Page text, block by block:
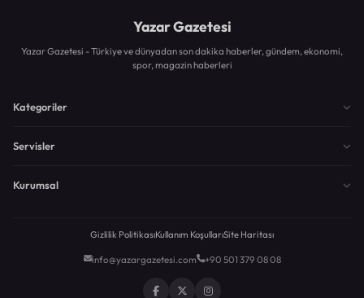
Yazar Gazetesi
Yazar Gazetesi - Türkiye ve dünyadan son dakika haberler, gündem, ekonomi,
spor, magazin haberleri
Kategoriler
Servisler
Kurumsal
Gizlilik PolitikasıKullanım KoşullarıSite Haritası
info@yazargazetesi.com +90 501 379 08 08